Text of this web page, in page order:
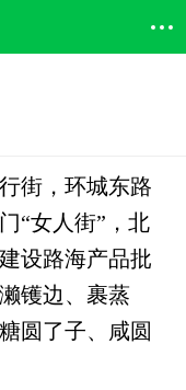
街，环城东路
“女人街”，北
设路海产品批
镬边、裹蒸
圆了子、咸圆